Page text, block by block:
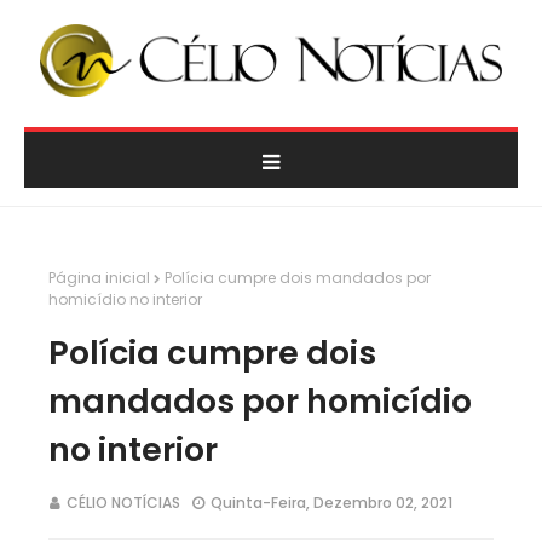
Página inicial
Polícia cumpre dois mandados por
homicídio no interior
Polícia cumpre dois
mandados por homicídio
no interior
CÉLIO NOTÍCIAS Quinta-Feira, Dezembro 02, 2021